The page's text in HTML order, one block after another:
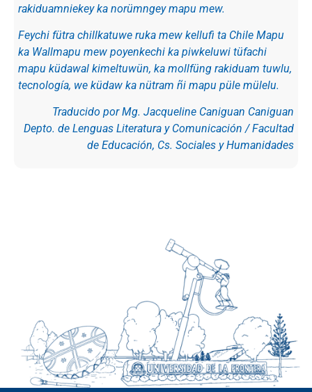
rakiduamniekey ka norümngey mapu mew.
Feychi fütra chillkatuwe ruka mew kellufi ta Chile Mapu
ka Wallmapu mew poyenkechi ka piwkeluwi tüfachi
mapu küdawal kimeltuwün, ka mollfüng rakiduam tuwlu,
tecnología, we küdaw ka nütram ñi mapu püle mülelu.
Traducido por Mg. Jacqueline Caniguan Caniguan
Depto. de Lenguas Literatura y Comunicación / Facultad
de Educación, Cs. Sociales y Humanidades